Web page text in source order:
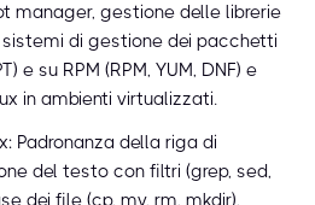
manager, gestione delle librerie
di gestione dei pacchetti
e su RPM (RPM, YUM, DNF) e
in ambienti virtualizzati.
Padronanza della riga di
del testo con filtri (grep, sed,
dei file (cp, mv, rm, mkdir),